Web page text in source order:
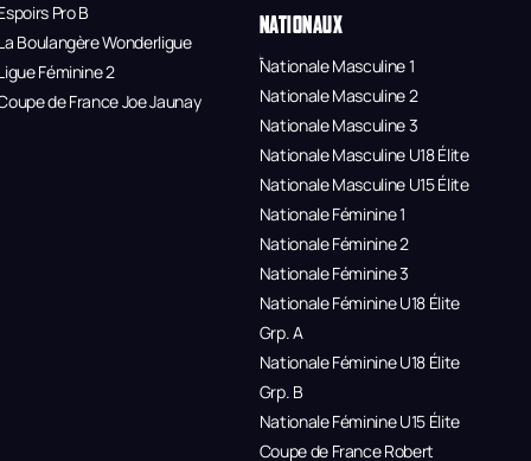
Pro B
Boulangère Wonderligue
Féminine 2
de France Joe Jaunay
NATIONAUX
Nationale Masculine 1
Nationale Masculine 2
Nationale Masculine 3
Nationale Masculine U18 Élite
Nationale Masculine U15 Élite
Nationale Féminine 1
Nationale Féminine 2
Nationale Féminine 3
Nationale Féminine U18 Élite
Grp. A
Nationale Féminine U18 Élite
Grp. B
Nationale Féminine U15 Élite
Coupe de France Robert